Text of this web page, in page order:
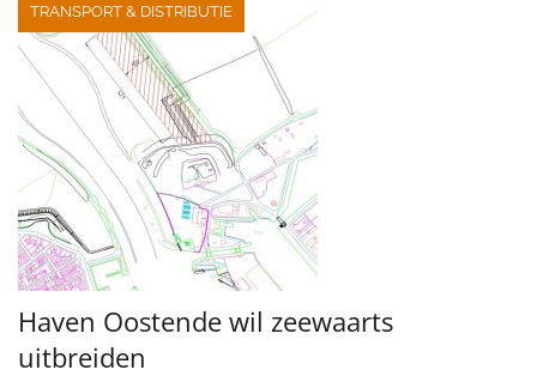
TRANSPORT & DISTRIBUTIE
Haven Oostende wil zeewaarts
uitbreiden